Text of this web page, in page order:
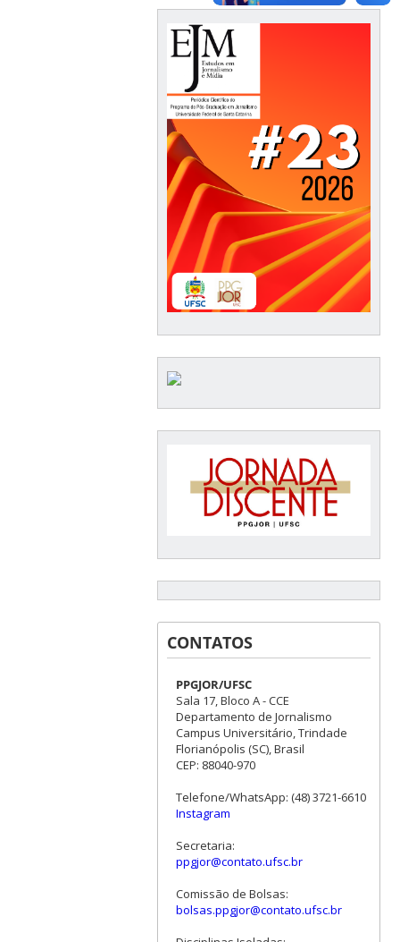
CONTATOS
PPGJOR/UFSC
Sala 17, Bloco A - CCE
Departamento de Jornalismo
Campus Universitário, Trindade
Florianópolis (SC), Brasil
CEP: 88040-970
Telefone/WhatsApp: (48) 3721-6610
Instagram
Secretaria:
ppgjor@contato.ufsc.br
Comissão de Bolsas:
bolsas.ppgjor@contato.ufsc.br